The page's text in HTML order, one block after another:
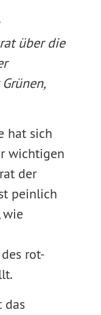
über die
hat sich
wichtigen
der
peinlich
rot-
das